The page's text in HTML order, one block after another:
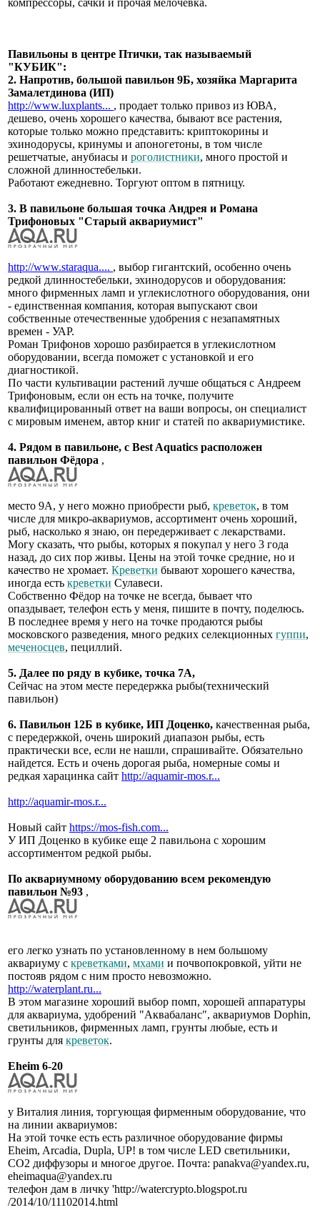
Павильоны в центре Птички, так называемый
"КУБИК":
2. Напротив, большой павильон 9Б, хозяйка Маргарита
Замалетдинова (ИП)
http://www.luxplants... , продает только привоз из ЮВА,
дешево, очень хорошего качества, бывают все растения,
которые только можно представить: криптокорины и
эхинодорусы, кринумы и апоногетоны, в том числе
решетчатые, анубиасы и роголистники, много простой и
сложной длинностебельки.
Работают ежедневно. Торгуют оптом в пятницу.
3. В павильоне большая точка Андрея и Романа
Трифоновых "Старый аквариумист"
http://www.staraqua.... , выбор гигантский, особенно очень
редкой длинностебельки, эхинодорусов и оборудования:
много фирменных ламп и углекислотного оборудования, они
- единственная компания, которая выпускают свои
собственные отечественные удобрения с незапамятных
времен - УАР.
Роман Трифонов хорошо разбирается в углекислотном
оборудовании, всегда поможет с установкой и его
диагностикой.
По части культивации растений лучше общаться с Андреем
Трифоновым, если он есть на точке, получите
квалифицированный ответ на ваши вопросы, он специалист
с мировым именем, автор книг и статей по аквариумистике.
4. Рядом в павильоне, с Best Aquatics расположен
павильон Фёдора ,
место 9А, у него можно приобрести рыб, креветок, в том
числе для микро-аквариумов, ассортимент очень хороший,
рыб, насколько я знаю, он передерживает с лекарствами.
Могу сказать, что рыбы, которых я покупал у него 3 года
назад, до сих пор живы. Цены на этой точке средние, но и
качество не хромает. Креветки бывают хорошего качества,
иногда есть креветки Сулавеси.
Собственно Фёдор на точке не всегда, бывает что
опаздывает, телефон есть у меня, пишите в почту, поделюсь.
В последнее время у него на точке продаются рыбы
московского разведения, много редких селекционных гуппи,
меченосцев, пециллий.
5. Далее по ряду в кубике, точка 7А,
Сейчас на этом месте передержка рыбы(технический
павильон)
6. Павильон 12Б в кубике, ИП Доценко, качественная рыба,
с передержкой, очень широкий диапазон рыбы, есть
практически все, если не нашли, спрашивайте. Обязательно
найдется. Есть и очень дорогая рыба, номерные сомы и
редкая харацинка сайт http://aquamir-mos.r...
http://aquamir-mos.r...
Новый сайт https://mos-fish.com...
У ИП Доценко в кубике еще 2 павильона с хорошим
ассортиментом редкой рыбы.
По аквариумному оборудованию всем рекомендую
павильон №93 ,
его легко узнать по установленному в нем большому
аквариуму с креветками, мхами и почвопокровкой, уйти не
постояв рядом с ним просто невозможно.
http://waterplant.ru...
В этом магазине хороший выбор помп, хорошей аппаратуры
для аквариума, удобрений "Аквабаланс", аквариумов Dophin,
светильников, фирменных ламп, грунты любые, есть и
грунты для креветок.
Eheim 6-20
у Виталия линия, торгующая фирменным оборудование, что
на линии аквариумов:
На этой точке есть есть различное оборудование фирмы
Eheim, Arcadia, Dupla, UP! в том числе LED светильники,
СО2 диффузоры и многое другое. Почта: panakva@yandex.ru,
eheimaqua@yandex.ru
телефон дам в личку 'http://watercrypto.blogspot.ru
/2014/10/11102014.html